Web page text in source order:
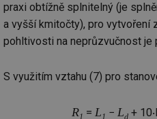
praxi obtížně splnitelný (je
a vyšší kmitočty), pro vytvoření
pohltivosti na neprůzvučnost je
S využitím vztahu (7) pro
R1 = L1 − Ld +